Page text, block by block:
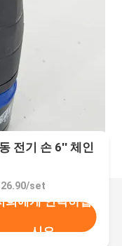
전기 손 6'' 체인
set
희에게 연락하십
시오